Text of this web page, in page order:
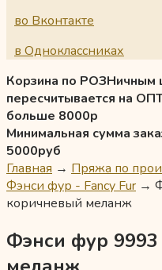
во Вконтакте
в Одноклассниках
Корзина по РОЗНичным
пересчитывается на
больше 8000р
Минимальная сумма
5000руб
Главная → Пряжа по
Фэнси фур - Fancy Fur →
коричневый меланж
Фэнси фур